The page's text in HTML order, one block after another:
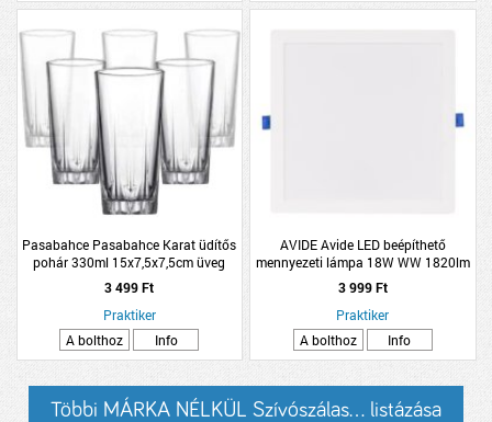
Pasabahce Pasabahce Karat üdítős
pohár 330ml 15x7,5x7,5cm üveg
3 499 Ft
Praktiker
A bolthoz
Info
AVIDE Avide LED beépíthető
mennyezeti lámpa 18W WW 1820lm
3000K IP20 22x22x2,7cm műanyag
3 999 Ft
Praktiker
A bolthoz
Info
Többi MÁRKA NÉLKÜL Szívószálas... listázása